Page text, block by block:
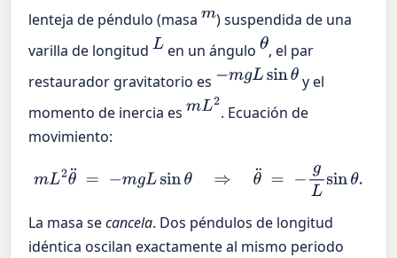
lenteja de péndulo (masam) suspendida de una
varilla de longitudL en un ánguloθ, el par
restaurador gravitatorio es −mgLsinθ
y el
momento de inercia esmL2 . Ecuación de
movimiento:
m L2θ¨=−mgL sin ⇒θ −g Lsin θ.
La masa secancela. Dos péndulos de longitud
idéntica oscilan exactamente al mismo periodo